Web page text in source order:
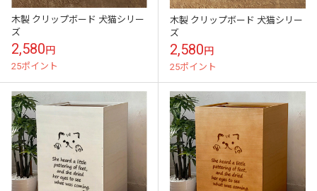
木製 クリップボード 犬猫シリー
ズ
2,580円
25ポイント
木製 クリップボード 犬猫シリー
ズ
2,580円
25ポイント